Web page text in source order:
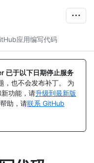
应用编写代码
已于以下日期停止服务
，也不会发布补丁。 为
功能，请升级到最新版
助，请联系 GitHub